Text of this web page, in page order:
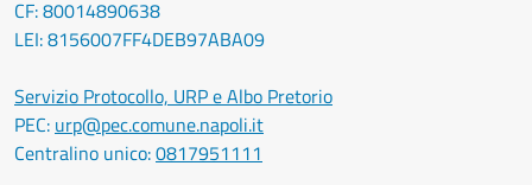
CF: 80014890638
LEI: 8156007FF4DEB97ABA09
Servizio Protocollo, URP e Albo Pretorio
PEC: urp@pec.comune.napoli.it
Centralino unico:0817951111